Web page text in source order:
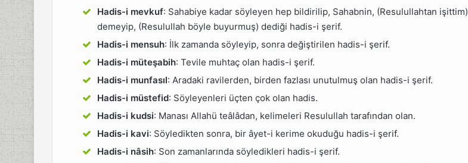
Hadis-i mevkuf: Sahabiye kadar söyleyen hep bildirilip, Sahabnin, (Resulullahtan işittim)
demeyip, (Resulullah böyle buyurmuş) dediği hadis-i şerif.
Hadis-i mensuh: İlk zamanda söyleyip, sonra değiştirilen hadis-i şerif.
Hadis-i müteşabih: Tevile muhtaç olan hadis-i şerif.
Hadis-i munfasıl: Aradaki ravilerden, birden fazlası unutulmuş olan hadis-i şerif.
Hadis-i müstefid: Söyleyenleri üçten çok olan hadis.
Hadis-i kudsi: Manası Allahü teâlâdan, kelimeleri Resulullah tarafından olan.
Hadis-i kavi: Söyledikten sonra, bir âyet-i kerime okuduğu hadis-i şerif.
Hadis-i nâsih: Son zamanlarında söyledikleri hadis-i şerif.